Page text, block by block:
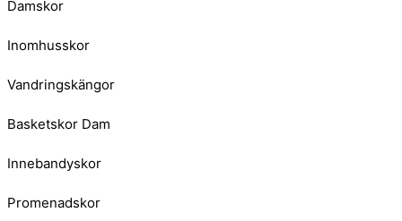
Damskor
Inomhusskor
Vandringskängor
Basketskor Dam
Innebandyskor
Promenadskor